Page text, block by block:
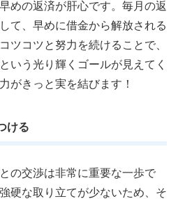
めの返済が肝心です。毎月の返
て、早めに借金から解放される
ツコツと努力を続けることで、
いう光り輝くゴールが見えてく
がきっと実を結びます！
ける
の交渉は非常に重要な一歩で
硬な取り立てが少ないため、そ